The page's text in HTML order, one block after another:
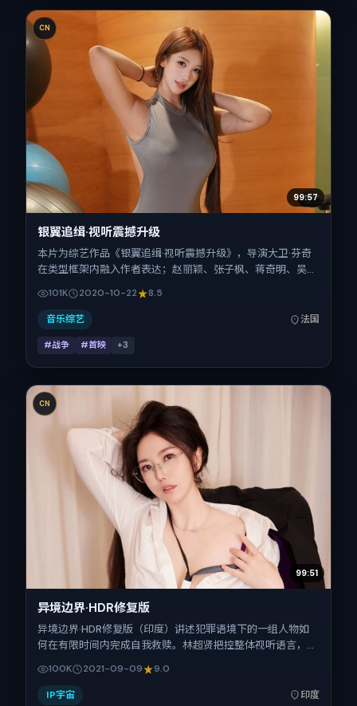
CN
99:57
银翼追缉·视听震撼升级
本片为综艺作品《银翼追缉·视听震撼升级》，导演大卫·芬奇
在类型框架内融入作者表达；赵丽颖、张子枫、蒋奇明、吴
类型为战争，主拍摄地与出品背景为法国。上映时间 2020年
10月22日（公映登记日 2020-10-22），全片143分钟，节奏
101K 2020-10-22 8.5
音乐综艺 法国
#战争 #首映 +3
CN
99:51
异境边界·HDR修复版
异境边界·HDR修复版（印度）讲述犯罪语境下的一组人物如
何在有限时间内完成自我救赎。林超贤把控整体视听语言，孙
富。影片定于 2021-09-09 起陆续登陆院线与网络平台，国
庆档前后公映，片长173分钟。
100K 2021-09-09 9.0
IP宇宙 印度